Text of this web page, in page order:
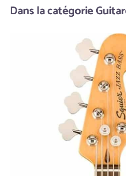
Dans la catégorie